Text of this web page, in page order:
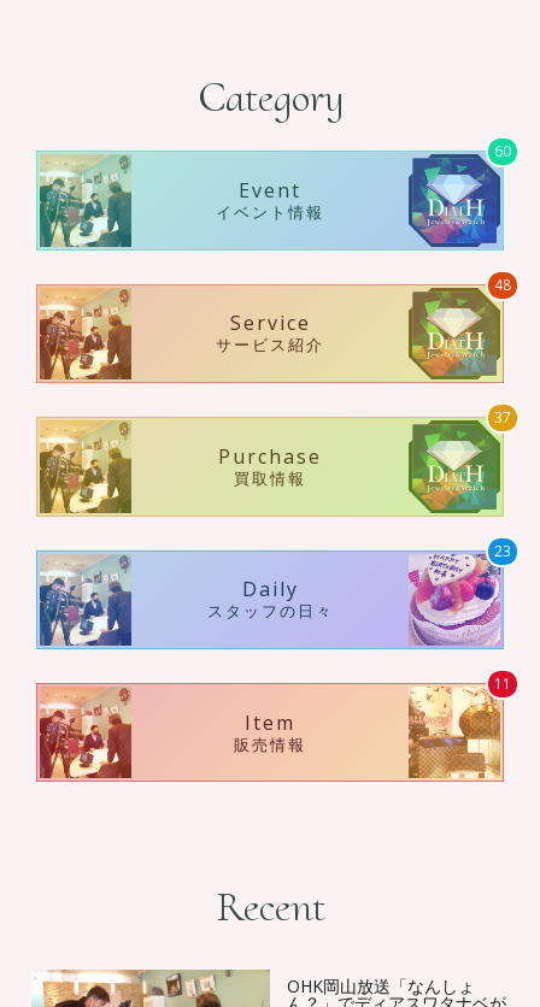
Category
Event
イベント情報
60
Service
サービス紹介
48
Purchase
買取情報
37
Daily
スタッフの日々
23
Item
販売情報
11
Recent
OHK岡山放送「なんしょ
ん？」でディアスワタナベが